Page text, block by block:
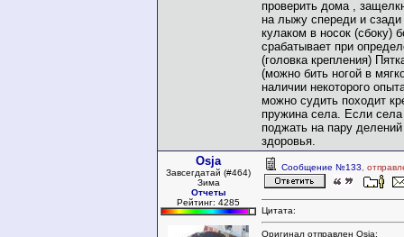
проверить дома ,
на лыжу спереди и сзади
кулаком в носок (сбоку)
срабатывает при
(головка крепления)
(можно бить ногой в
наличии некоторого
можно судить походит
пружина села. Если
поджать на пару
здоровья.
Osja
Завсегдатай (#464)
Зима
Отчеты
Рейтинг: 4285
Сообщение №133 ,
Цитата:
Оригинал отправлен Osja: